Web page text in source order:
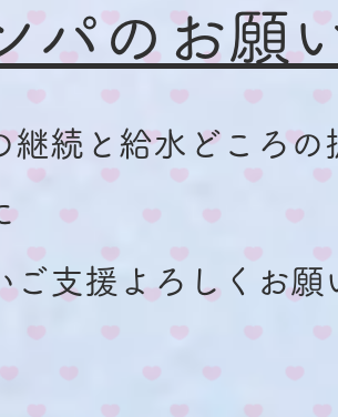
パのお願
継続と給水どころの
ご支援よろしくお願